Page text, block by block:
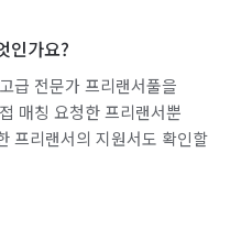
인가요?
급 전문가 프리랜서풀을
매칭 요청한 프리랜서뿐
프리랜서의 지원서도 확인할